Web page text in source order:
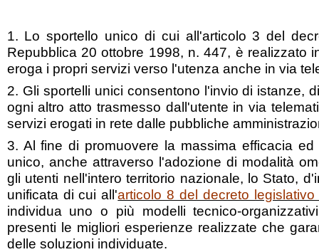
1. Lo sportello unico di cui all'articolo 3 del
Repubblica 20 ottobre 1998, n. 447, è realizzato
eroga i propri servizi verso l'utenza anche in via
2. Gli sportelli unici consentono l'invio di istanze,
ogni altro atto trasmesso dall'utente in via
servizi erogati in rete dalle pubbliche
3. Al fine di promuovere la massima efficacia ed
unico, anche attraverso l'adozione di modalità
gli utenti nell'intero territorio nazionale, lo Stato,
unificata di cui all'articolo 8 del decreto
individua uno o più modelli tecnico-
presenti le migliori esperienze realizzate che
delle soluzioni individuate.